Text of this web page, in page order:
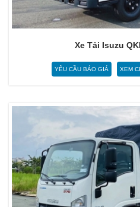
Xe Tải Isuzu
YÊU CẦU BÁO GIÁ XEM